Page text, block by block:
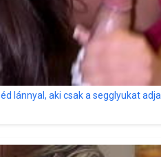
lánnyal, aki csak a segglyukat adja